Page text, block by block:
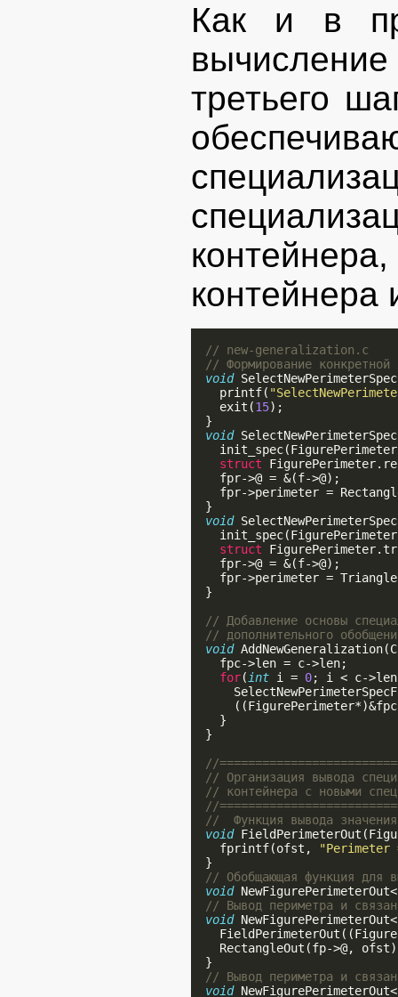
Как и в
третьего
контейнера
// new-generalization.c
// Формирование конкретной
void
    printf(
    exit(
15);
  }
void
struct
    fpr->@ = &(f->@);
fpr->perimeter =
  }
void
struct
    fpr->@ = &(f->@);
fpr->perimeter =
  }
// Добавление основы
// дополнительного
void
    fpc->len = c->len;
for(int i = 0; i < c-
    }
  }
//
// Организация вывода
// контейнера с новыми
//
//  Функция вывода
void
    fprintf(ofst,
  }
// Обобщающая функция для
void
// Вывод периметра и
void
RectangleOut(fp->@,
  }
// Вывод периметра и
void